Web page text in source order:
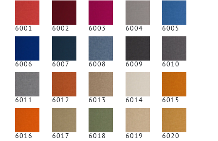
6001 6002 6003 6004 6005
6006 6007 6008 6009 6010
6011 6012 6013 6014 6015
6016 6017 6018 6019 6020